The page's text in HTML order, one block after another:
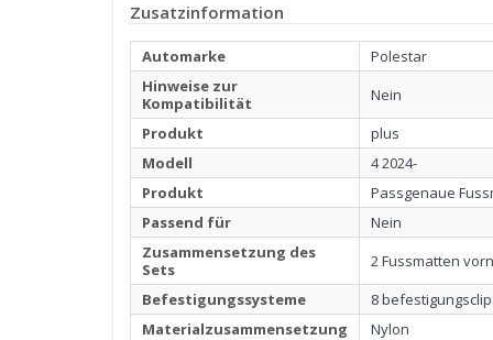
Zusatzinformation
Automarke
Polestar
Hinweise zur
Kompatibilität
Nein
Produkt
plus
Modell
4 2024-
Produkt
Passgenaue
Passend für
Nein
Zusammensetzung des
Sets
2 Fussmatten
Befestigungssysteme
8
Materialzusammensetzung
Nylon